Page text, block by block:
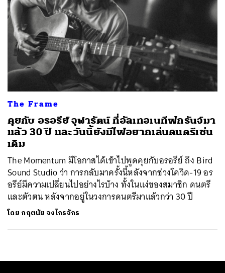
The Frame
คุยกับ อรอรีย์​ จุฬารัตน์ ที่อัลเทอเนทีฟกรันจ์มา
แล้ว 30 ปี และวันนี้ยังมีไฟอยากเล่นดนตรีเช่น
เดิม
The Momentum มีโอกาสได้เข้าไปพูดคุยกับอรอรีย์ ถึง Bird
Sound Studio ว่า การกลับมาครั้งนี้หลังจากช่วงโควิด-19 อร
อรีย์มีความเปลี่ยนไปอย่างไรบ้าง ทั้งในแง่ของสมาชิก ดนตรี
และตัวตน หลังจากอยู่ในวงการดนตรีมาแล้วกว่า 30 ปี
โดย กฤตนัย จงไกรจักร
SHARE TWEET LINE EMAIL